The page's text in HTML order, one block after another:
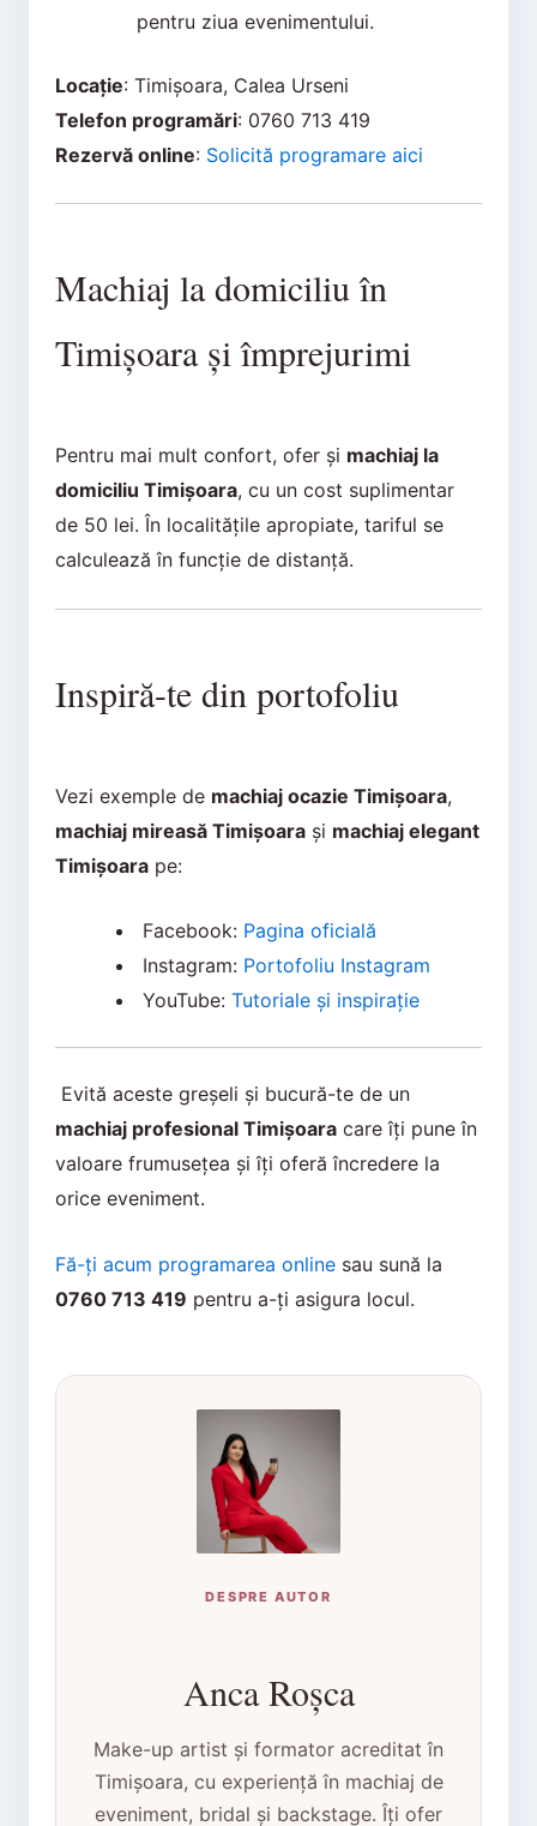
pentru ziua evenimentului.
Locație: Timișoara, Calea Urseni
Telefon programări: 0760 713 419
Rezervă online: Solicită programare aici
Machiaj la domiciliu în
Timișoara și împrejurimi
Pentru mai mult confort, ofer și machiaj la
domiciliu Timișoara, cu un cost suplimentar
de 50 lei. În localitățile apropiate, tariful se
calculează în funcție de distanță.
Inspiră-te din portofoliu
Vezi exemple de machiaj ocazie Timișoara,
machiaj mireasă Timișoarași machiaj elegant
Timișoarape:
Facebook: Pagina oficială
Instagram: Portofoliu Instagram
YouTube: Tutoriale și inspirație
Evită aceste greșeli și bucură-te de un
machiaj profesional Timișoaracare îți pune în
valoare frumusețea și îți oferă încredere la
orice eveniment.
Fă-ți acum programarea onlinesau sună la
0760 713 419 pentru a-ți asigura locul.
DESPRE AUTOR
Anca Roșca
Make-up artist și formator acreditat în
Timișoara, cu experiență în machiaj de
eveniment, bridal și backstage. Îți ofer